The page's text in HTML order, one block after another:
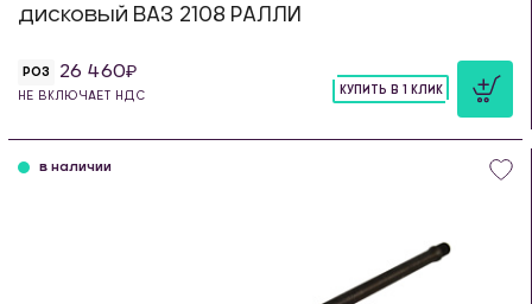
дисковый ВАЗ 2108 РАЛЛИ
РОЗ 26 460
НЕ ВКЛЮЧАЕТ НДС
КУПИТЬ В 1 КЛИК
в наличии